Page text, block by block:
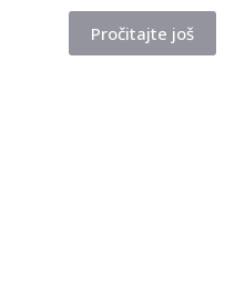
Pročitajte još